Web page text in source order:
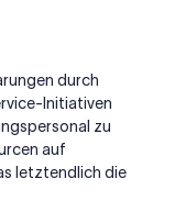
durch
Initiativen
zu
auf
letztendlich die